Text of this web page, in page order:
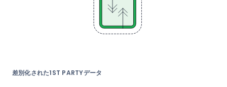
差別化された1ST PARTYデータ